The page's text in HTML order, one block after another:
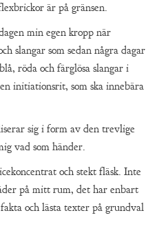
är på gränsen.
min egen kropp när
slangar som sedan några dagar
röda och färglösa slangar i
initiationsrit, som ska innebära
sig i form av den trevlige
vad som händer.
och stekt fläsk. Inte
på mitt rum, det har enbart
och lästa texter på grundval